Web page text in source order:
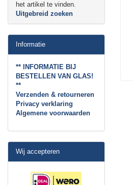
het artikel te vinden.
Uitgebreid zoeken
Informatie
** INFORMATIE BIJ
BESTELLEN VAN GLAS!
**
Verzenden & retourneren
Privacy verklaring
Algemene voorwaarden
Wij accepteren